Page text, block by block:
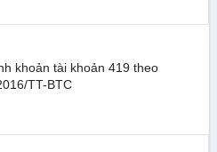
khoản tài khoản 419 theo
TT-BTC